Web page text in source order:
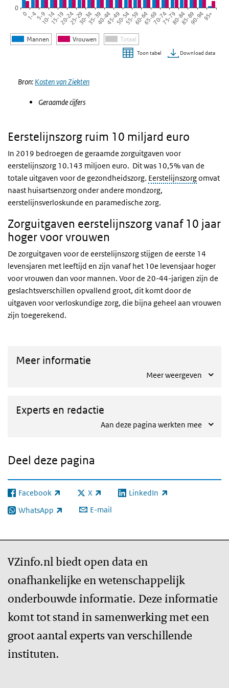
Mannen Vrouwen Totaal
0
01-45-910-1415-1920-2425-2930-3435-3940-4445-4950-5455-5960-6465-6970-7475-7980-8485-8990-9495+
Toon tabel Download data
Bron: Kosten van Ziekten
Geraamde cijfers
Eerstelijnszorg ruim 10 miljard euro
In 2019 bedroegen de geraamde zorguitgaven voor
eerstelijnszorg 10.143 miljoen euro. Dit was 10,5% van de
totale uitgaven voor de gezondheidszorg. Eerstelijnszorgomvat
naast huisartsenzorg onder andere mondzorg,
eerstelijnsverloskunde en paramedische zorg.
Zorguitgaven eerstelijnszorg vanaf 10 jaar
hoger voor vrouwen
De zorguitgaven voor de eerstelijnszorg stijgen de eerste 14
levensjaren met leeftijd en zijn vanaf het 10e levensjaar hoger
voor vrouwen dan voor mannen. Voor de 20-44-jarigen zijn de
geslachtsverschillen opvallend groot, dit komt door de
uitgaven voor verloskundige zorg, die bijna geheel aan vrouwen
zijn toegerekend.
Meer informatie
Meer weergeven
Experts en redactie
Aan deze pagina werkten mee
Deel deze pagina
Facebook
(externe link) X
(externe link) LinkedIn
(externe link)
WhatsApp
(externe link) E-mail
VZinfo.nl biedt open data en
onafhankelijke en wetenschappelijk
onderbouwde informatie. Deze informatie
komt tot stand in samenwerking met een
groot aantal experts van verschillende
instituten.